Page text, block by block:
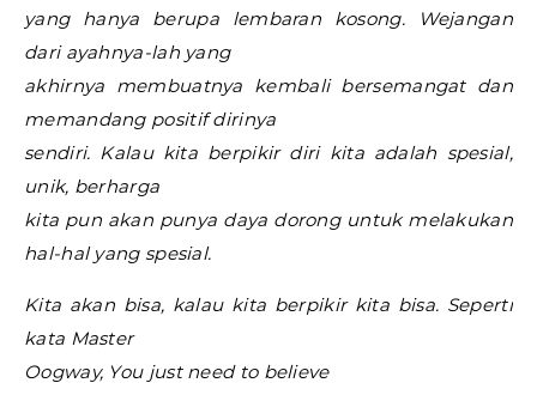
yang hanya berupa lembaran kosong. Wejangan
dari ayahnya-lah yang
akhirnya membuatnya kembali bersemangat dan
memandang positif dirinya
sendiri. Kalau kita berpikir diri kita adalah spesial,
unik, berharga
kita pun akan punya daya dorong untuk melakukan
hal-hal yang spesial.
Kita akan bisa, kalau kita berpikir kita bisa. Seperti
kata Master
Oogway, You just need to believe